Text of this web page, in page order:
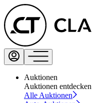
Auktionen
Auktionen entdecken
Alle Auktionen